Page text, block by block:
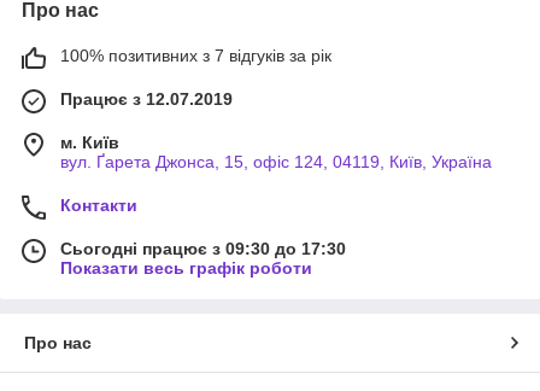
Про нас
100% позитивних з 7 відгуків за рік
Працює з 12.07.2019
м. Київ
вул. Ґарета Джонса, 15, офіс 124, 04119, Київ, Україна
Контакти
Сьогодні працює з 09:30 до 17:30
Показати весь графік роботи
Про нас